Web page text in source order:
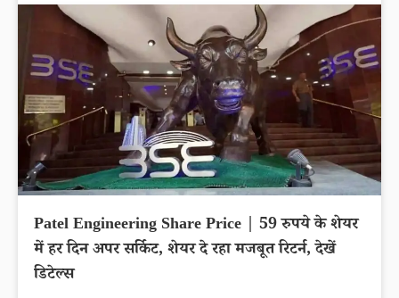
Patel Engineering Share Price | 59 रुपये के शेयर
में हर दिन अपर सर्किट, शेयर दे रहा मजबूत रिटर्न, देखें
डिटेल्स